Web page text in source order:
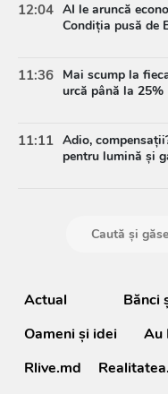
12:04 AI le aruncă
Condiția pusă de
11:36 Mai scump la
urcă până la 25%
11:11 Adio,
pentru lumină și
Actual Bănci
Oameni şi idei
Au
Rlive.md